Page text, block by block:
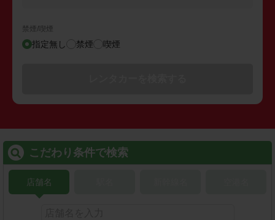
禁煙/喫煙
指定無し 禁煙 喫煙
こだわり条件で検索
店舗名